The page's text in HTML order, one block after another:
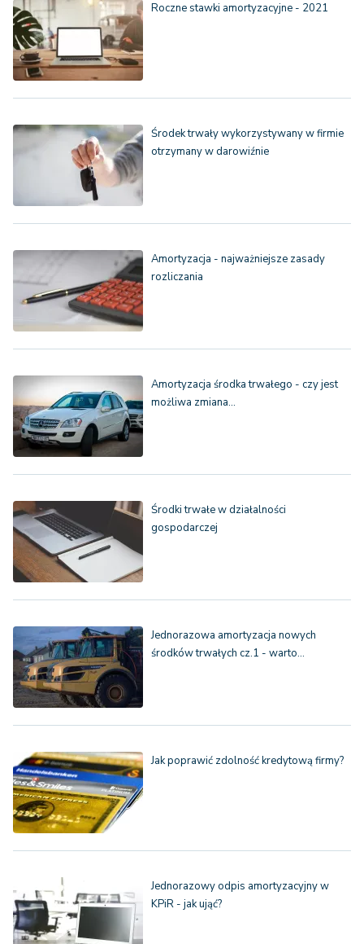
Roczne stawki amortyzacyjne - 2021
Środek trwały wykorzystywany w firmie
otrzymany w darowiźnie
Amortyzacja - najważniejsze zasady
rozliczania
Amortyzacja środka trwałego - czy jest
możliwa zmiana…
Środki trwałe w działalności
gospodarczej
Jednorazowa amortyzacja nowych
środków trwałych cz.1 - warto…
Jak poprawić zdolność kredytową firmy?
Jednorazowy odpis amortyzacyjny w
KPiR - jak ująć?